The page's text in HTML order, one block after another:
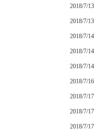
2018/7/13
2018/7/13
2018/7/14
2018/7/14
2018/7/14
2018/7/16
2018/7/17
2018/7/17
2018/7/17